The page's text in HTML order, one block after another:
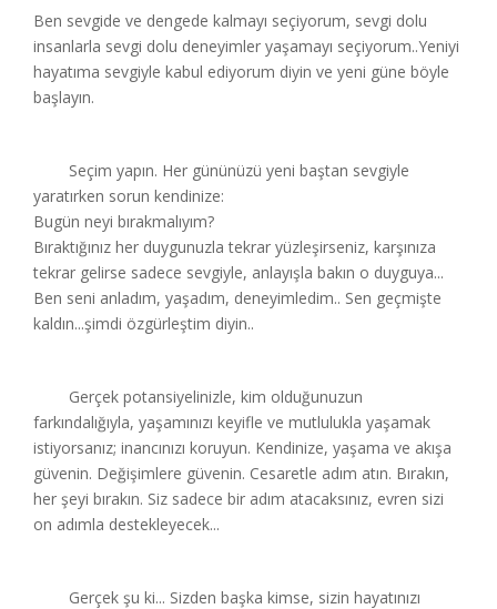
Ben sevgide ve dengede kalmayı seçiyorum, sevgi dolu
insanlarla sevgi dolu deneyimler yaşamayı seçiyorum..Yeniyi
hayatıma sevgiyle kabul ediyorum diyin ve yeni güne böyle
başlayın.
Seçim yapın. Her gününüzü yeni baştan sevgiyle
yaratırken sorun kendinize:
Bugün neyi bırakmalıyım?
Bıraktığınız her duygunuzla tekrar yüzleşirseniz, karşınıza
tekrar gelirse sadece sevgiyle, anlayışla bakın o duyguya...
Ben seni anladım, yaşadım, deneyimledim.. Sen geçmişte
kaldın...şimdi özgürleştim diyin..
Gerçek potansiyelinizle, kim olduğunuzun
farkındalığıyla, yaşamınızı keyifle ve mutlulukla yaşamak
istiyorsanız; inancınızı koruyun. Kendinize, yaşama ve akışa
güvenin. Değişimlere güvenin. Cesaretle adım atın. Bırakın,
her şeyi bırakın. Siz sadece bir adım atacaksınız, evren sizi
on adımla destekleyecek...
Gerçek şu ki... Sizden başka kimse, sizin hayatınızı